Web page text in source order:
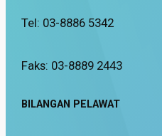
Tel: 03-8886 5342
Faks: 03-8889 2443
BILANGAN PELAWAT